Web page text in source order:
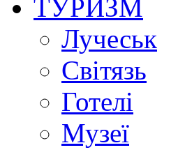
ТУРИЗМ
Лучеськ
Світязь
Готелі
Музеї